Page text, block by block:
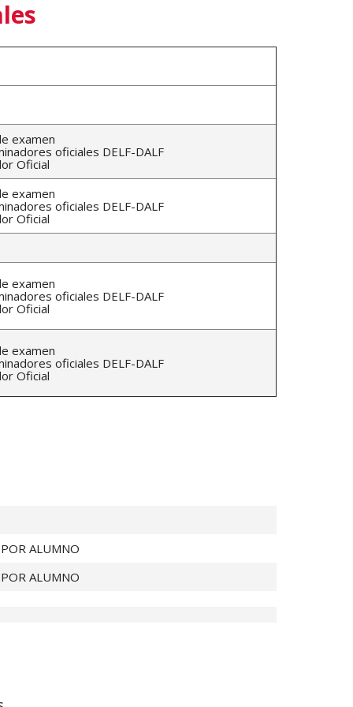
examen
oficiales DELF-DALF
Oficial
examen
oficiales DELF-DALF
Oficial
examen
oficiales DELF-DALF
Oficial
examen
oficiales DELF-DALF
Oficial
ALUMNO
ALUMNO